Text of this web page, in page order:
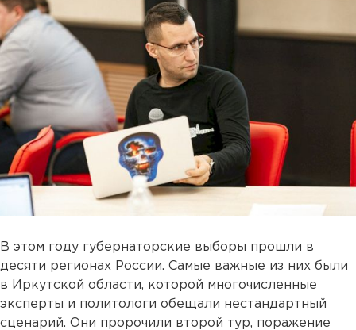
В этом году губернаторские выборы прошли в
десяти регионах России. Самые важные из них были
в Иркутской области, которой многочисленные
эксперты и политологи обещали нестандартный
сценарий. Они пророчили второй тур, поражение